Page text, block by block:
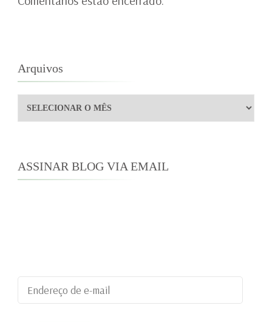
Arquivos
Arquivos
ASSINAR BLOG VIA EMAIL
Endereço
de